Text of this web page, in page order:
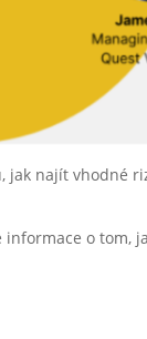
jak najít vhodné
informace o tom,